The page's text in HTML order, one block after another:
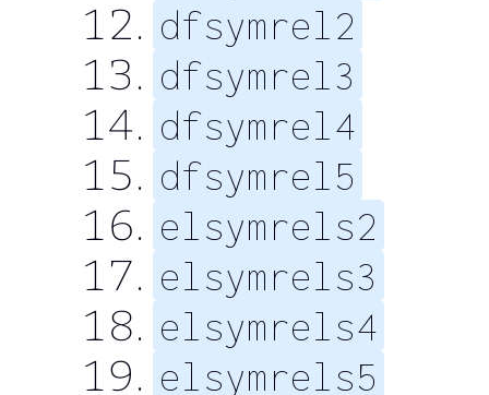
dfsymrel2
dfsymrel3
dfsymrel4
dfsymrel5
elsymrels2
elsymrels3
elsymrels4
elsymrels5